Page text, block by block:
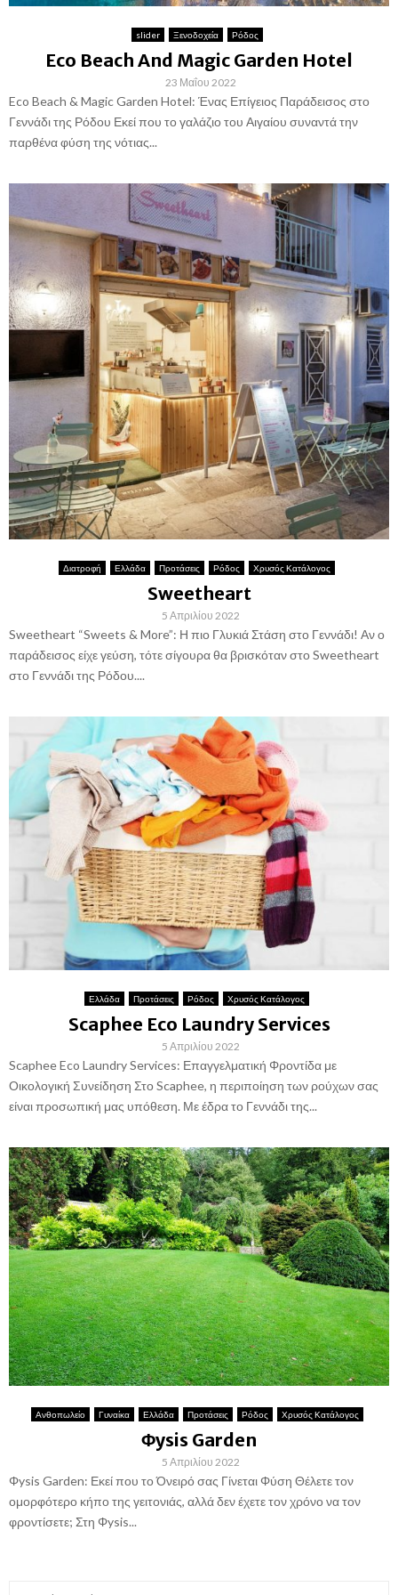
slider Ξενοδοχεία Ρόδος
Eco Beach And Magic Garden Hotel
23 Μαΐου 2022
Eco Beach & Magic Garden Hotel: Ένας Επίγειος Παράδεισος στο
Γεννάδι της Ρόδου Εκεί που το γαλάζιο του Αιγαίου συναντά την
παρθένα φύση της νότιας...
Διατροφή Ελλάδα Προτάσεις Ρόδος Χρυσός Κατάλογος
Sweetheart
5 Απριλίου 2022
Sweetheart “Sweets & More”: Η πιο Γλυκιά Στάση στο Γεννάδι! Αν ο
παράδεισος είχε γεύση, τότε σίγουρα θα βρισκόταν στο Sweetheart
στο Γεννάδι της Ρόδου....
Ελλάδα Προτάσεις Ρόδος Χρυσός Κατάλογος
Scaphee Eco Laundry Services
5 Απριλίου 2022
Scaphee Eco Laundry Services: Επαγγελματική Φροντίδα με
Οικολογική Συνείδηση Στο Scaphee, η περιποίηση των ρούχων σας
είναι προσωπική μας υπόθεση. Με έδρα το Γεννάδι της...
Ανθοπωλείο Γυναίκα Ελλάδα Προτάσεις Ρόδος Χρυσός Κατάλογος
Φysis Garden
5 Απριλίου 2022
Φysis Garden: Εκεί που το Όνειρό σας Γίνεται Φύση Θέλετε τον
ομορφότερο κήπο της γειτονιάς, αλλά δεν έχετε τον χρόνο να τον
φροντίσετε; Στη Φysis...